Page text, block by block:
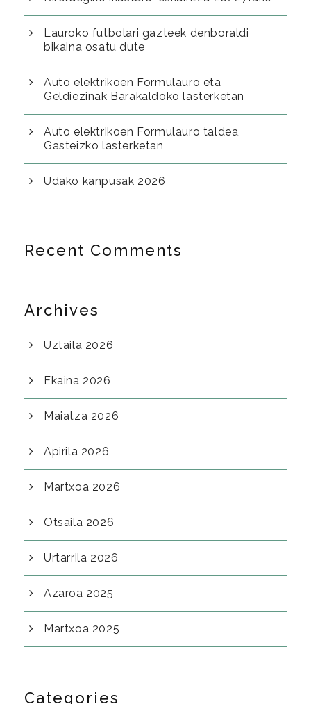
Lauroko futbolari gazteek denboraldi
bikaina osatu dute
Auto elektrikoen Formulauro eta
Geldiezinak Barakaldoko lasterketan
Auto elektrikoen Formulauro taldea,
Gasteizko lasterketan
Udako kanpusak 2026
Recent Comments
Archives
Uztaila 2026
Ekaina 2026
Maiatza 2026
Apirila 2026
Martxoa 2026
Otsaila 2026
Urtarrila 2026
Azaroa 2025
Martxoa 2025
Categories